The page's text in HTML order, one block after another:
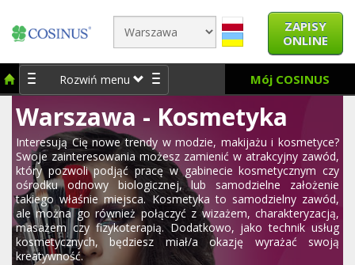
ZAPISY
ONLINE
Rozwiń menu Mój COSINUS
Warszawa - Kosmetyka
Interesują Cię nowe trendy w modzie, makijażu i kosmetyce?
Swoje zainteresowania możesz zamienić w atrakcyjny zawód,
który pozwoli podjąć pracę w gabinecie kosmetycznym czy
ośrodku odnowy biologicznej, lub samodzielne założenie
takiego właśnie miejsca. Kosmetyka to samodzielny zawód,
ale można go również połączyć z wizażem, charakteryzacją,
masażem czy fizykoterapią. Dodatkowo, jako technik usług
kosmetycznych, będziesz miał/a okazję wyrażać swoją
kreatywność.